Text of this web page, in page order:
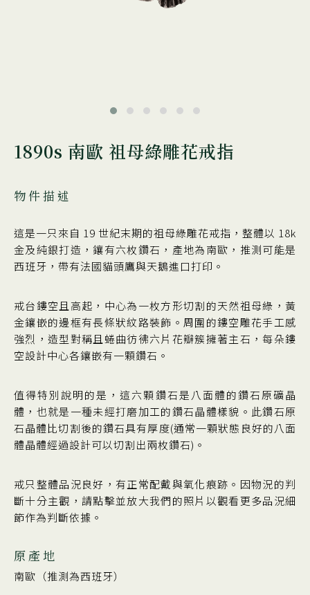
1890s 南歐 祖母綠雕花戒指
物件描述
這是一只來自 19 世紀末期的祖母綠雕花戒指，整體以 18k
金及純銀打造，鑲有六枚鑽石，產地為南歐，推測可能是
西班牙，帶有法國貓頭鷹與天鵝進口打印。
戒台鏤空且高起，中心為一枚方形切割的天然祖母綠，黃
金鑲嵌的邊框有長條狀紋路裝飾。周圍的鏤空雕花手工感
強烈，造型對稱且蜷曲彷彿六片花瓣簇擁著主石，每朵鏤
空設計中心各鑲嵌有一顆鑽石。
值得特別說明的是，這六顆鑽石是八面體的鑽石原礦晶
體，也就是一種未經打磨加工的鑽石晶體樣貌。此鑽石原
石晶體比切割後的鑽石具有厚度(通常一顆狀態良好的八面
體晶體經過設計可以切割出兩枚鑽石)。
戒只整體品況良好，有正常配戴與氧化痕跡。因物況的判
斷十分主觀，請點擊並放大我們的照片以觀看更多品況細
節作為判斷依據。
原產地
南歐（推測為西班牙）